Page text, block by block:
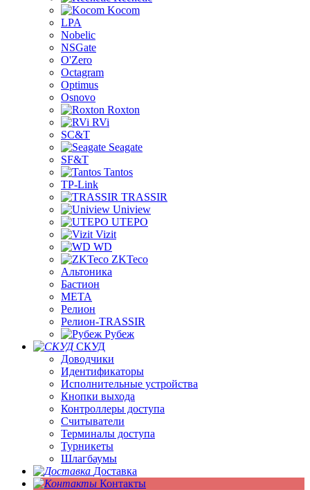
Kocom
LPA
Nobelic
NSGate
O'Zero
Octagram
Optimus
Osnovo
Roxton
RVi
SC&T
Seagate
SF&T
Tantos
TP-Link
TRASSIR
Uniview
UTEPO
Vizit
WD
ZKTeco
Альтоника
Бастион
МЕТА
Релион
Релион-TRASSIR
Рубеж
СКУД
Доводчики
Идентификаторы
Исполнительные устройства
Кнопки выхода
Контроллеры доступа
Считыватели
Терминалы доступа
Турникеты
Шлагбаумы
Доставка
Контакты